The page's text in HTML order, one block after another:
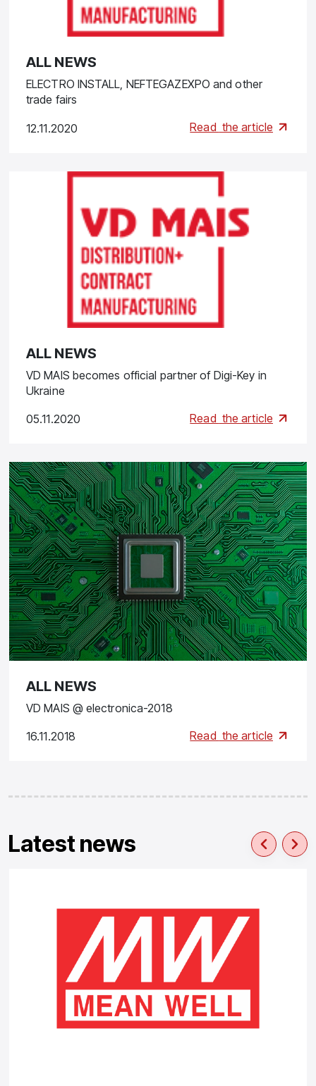
ALL NEWS
ELECTRO INSTALL, NEFTEGAZEXPO and other
trade fairs
12.11.2020 Read the article
ALL NEWS
VD MAIS becomes official partner of Digi-Key in
Ukraine
05.11.2020 Read the article
ALL NEWS
VD MAIS @ electronica-2018
16.11.2018 Read the article
Latest news